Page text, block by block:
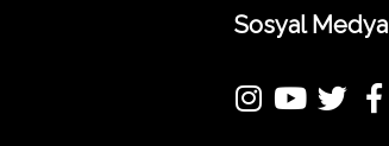
Sosyal Medya